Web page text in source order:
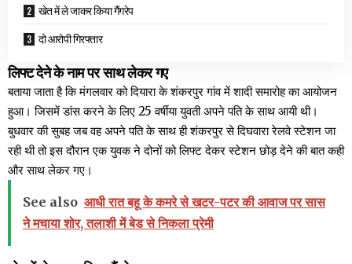
खेत में ले जाकर किया गैंगरेप
दो आरोपी गिरफ्तार
लिफ्ट देने के नाम पर साथ लेकर गए
बताया जाता है कि मंगलवार को दियारा के शंकरपुर गांव में शादी समारोह का आयोजन
हुआ। जिसमें डांस करने के लिए 25 वर्षीया युवती अपने पति के साथ आयी थी।
बुधवार की सुबह जब वह अपने पति के साथ ही शंकरपुर से दिघवारा रेलवे स्टेशन जा
रही थी तो इस दौरान एक युवक ने दोनों को लिफ्ट देकर स्टेशन छोड़ देने की बात कही
और साथ लेकर गए।
See also आधी रात बहू के कमरे से खटर-पटर की आवाज पर सास
ने मचाया शोर, तलाशी में बेड से निकला प्रेमी